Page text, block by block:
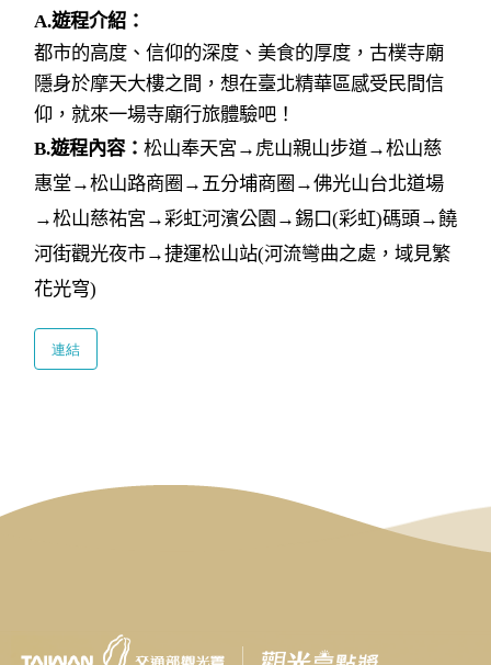
A.遊程介紹：
都市的高度、信仰的深度、美食的厚度，古樸寺廟
隱身於摩天大樓之間，想在臺北精華區感受民間信
仰，就來一場寺廟行旅體驗吧！
B.遊程內容： 松山奉天宮→虎山親山步道→松山慈
惠堂→松山路商圈→五分埔商圈→佛光山台北道場
→松山慈祐宮→彩虹河濱公園→錫口(彩虹)碼頭→饒
河街觀光夜市→捷運松山站(河流彎曲之處，域見繁
花光穹)
連結